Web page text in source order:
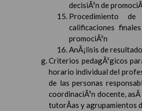
decisiÃ³n de
Procedimiento
calificaciones
promociÃ³n
AnÃ¡lisis de
Criterios pedagÃ³gicos
horario individual del
de las personas
coordinaciÃ³n docente,
tutorÃ­as y agrupamientos